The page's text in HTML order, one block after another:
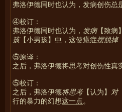
弗洛伊德同时也认为，发病创伤
④校订：
弗洛伊德同时也认为， 发病【致病
孩【小男孩】 中 ，这使癔症摆脱掉
⑤原译：
之后，弗洛伊德将思考对创伤性
⑤校订：
之后，弗洛伊德将思考【认为】 对
行的暴力的幻想这一点。